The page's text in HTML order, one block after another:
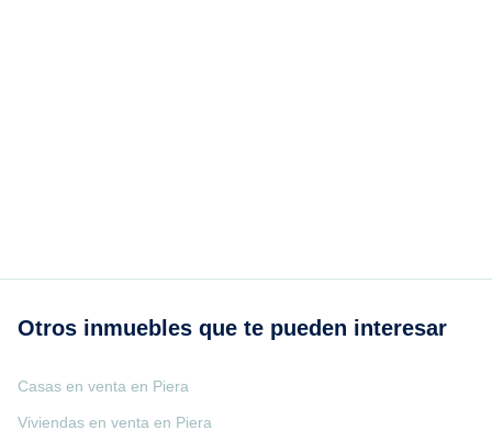
Otros inmuebles que te pueden interesar
Casas en venta en Piera
Viviendas en venta en Piera